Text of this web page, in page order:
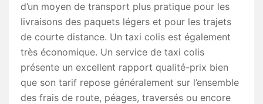
d’un moyen de transport plus pratique pour les
livraisons des paquets légers et pour les trajets
de courte distance. Un taxi colis est également
très économique. Un service de taxi colis
présente un excellent rapport qualité-prix bien
que son tarif repose généralement sur l’ensemble
des frais de route, péages, traversés ou encore